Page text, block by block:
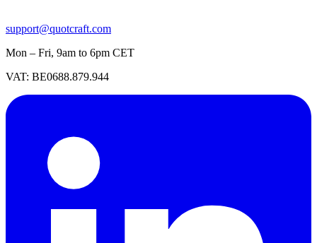
support@quotcraft.com
Mon – Fri, 9am to 6pm CET
VAT: BE0688.879.944